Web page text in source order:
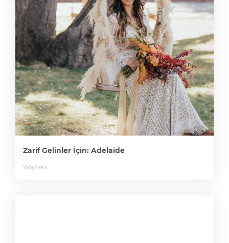
Zarif Gelinler İçin: Adelaide
Watters